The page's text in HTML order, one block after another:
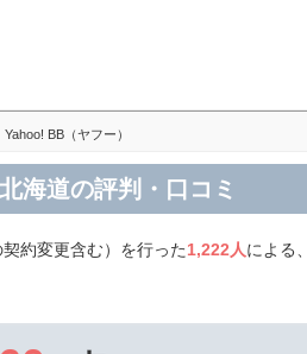
Yahoo! BB（ヤフー）
海道の評判・口コミ
約変更含む）を行った1,222人による